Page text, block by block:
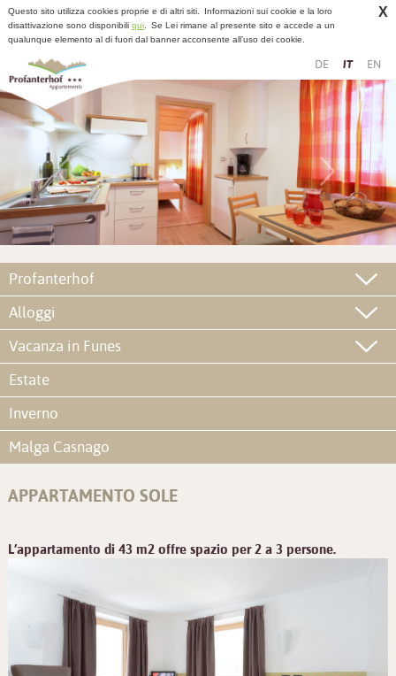
X
Questo sito utilizza cookies proprie e di altri siti.
Informazioni sui cookie e la loro
disattivazione sono disponibili qui.
Se Lei rimane al presente sito e accede a un
qualunque elemento al di fuori dal banner acconsente all’uso dei cookie.
DE IT EN
Profanterhof
Alloggi
Vacanza in Funes
Estate
Inverno
Malga Casnago
APPARTAMENTO SOLE
L’appartamento di 43 m2 offre spazio per 2 a 3 persone.